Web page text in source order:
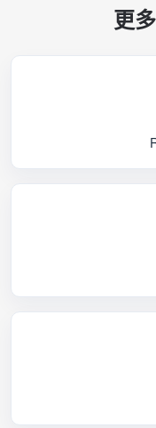
更